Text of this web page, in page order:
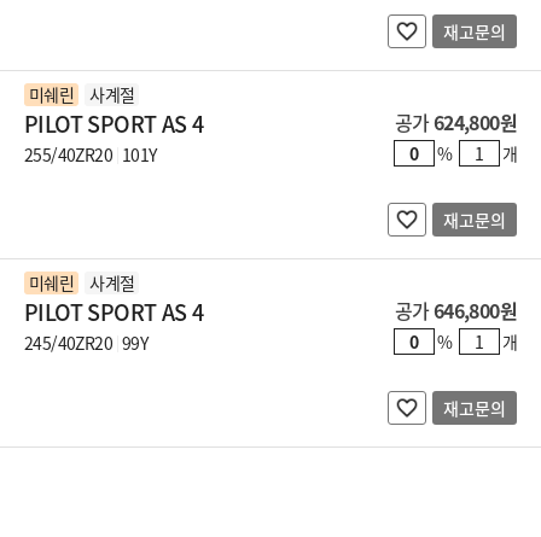
재고문의
미쉐린 사계절
PILOT SPORT AS 4
255/40ZR20 101Y
공가624,800원
% 개
재고문의
미쉐린 사계절
PILOT SPORT AS 4
245/40ZR20 99Y
공가646,800원
% 개
재고문의